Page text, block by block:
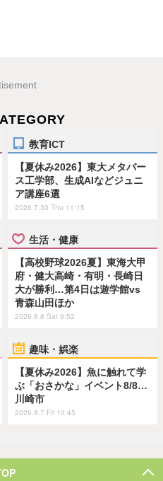
教育ICT
【夏休み2026】東大メタバー
ス工学部、生成AIなどジュニ
ア講座6選
2026.7.30 Thu 11:15
生活・健康
【高校野球2026夏】東海大甲
府・健大高崎・有明・長崎日
大が勝利…第4日は遊学館vs
青森山田ほか
2026.8.8 Sat 9:52
趣味・娯楽
【夏休み2026】魚に触れて学
ぶ「おさかな」イベント8/8…
川崎市
2026.8.7 Fri 10:45